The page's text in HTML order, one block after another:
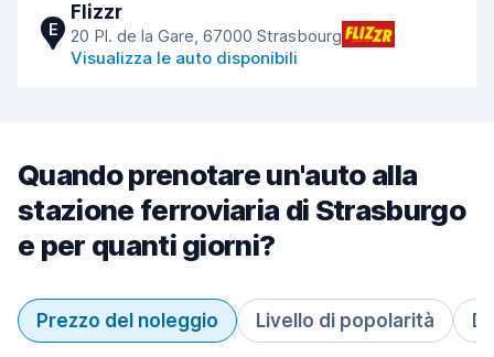
E
Flizzr
20 Pl. de la Gare, 67000 Strasbourg
Visualizza le auto disponibili
Quando prenotare un'auto alla
stazione ferroviaria di Strasburgo
e per quanti giorni?
Prezzo del noleggio Livello di popolarità